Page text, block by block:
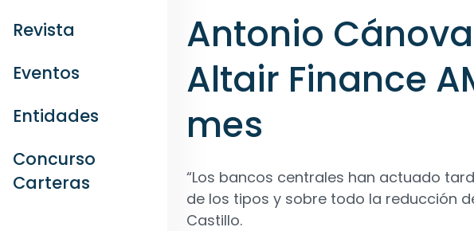
Revista
Eventos
Entidades
Concurso
Carteras
Antonio
Altair Finance
mes
“Los bancos centrales han actuado
de los tipos y sobre todo la reducción
Castillo.